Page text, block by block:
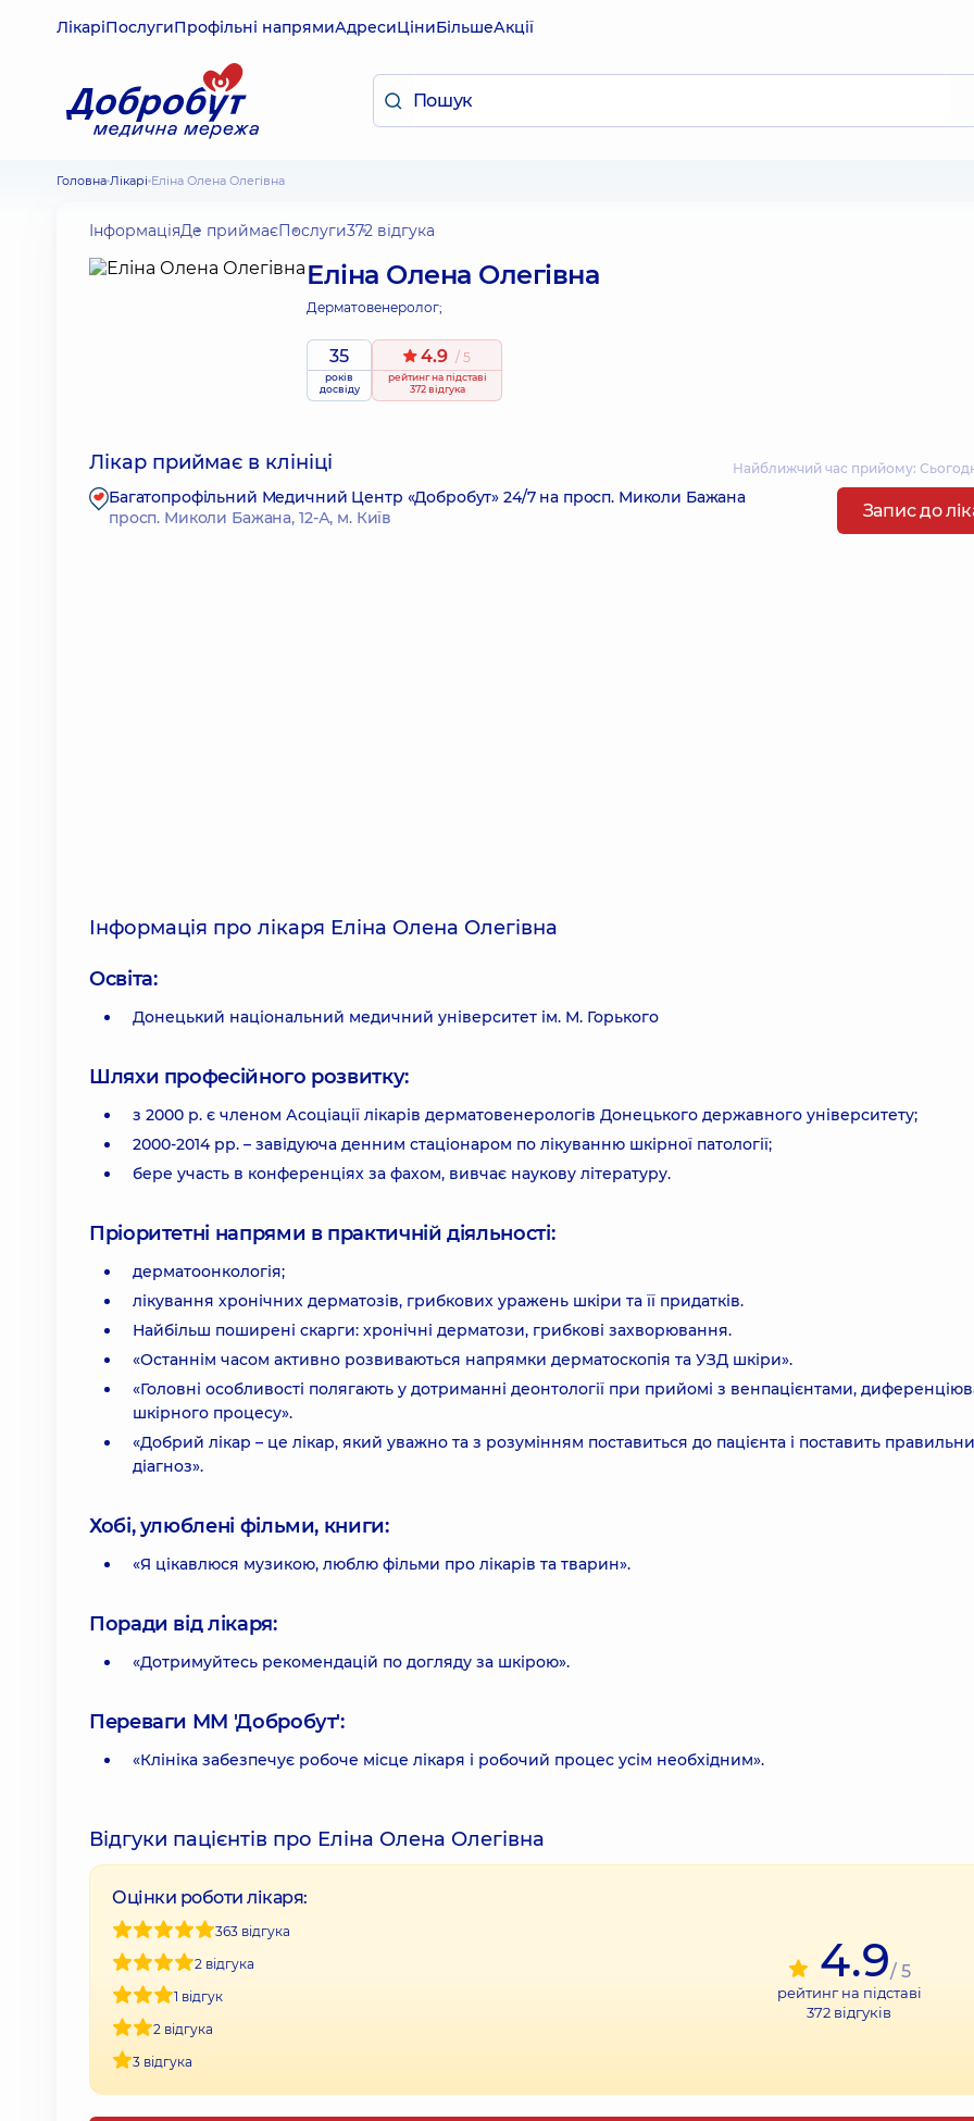
ЛікаріПослугиПрофільні напрямиАдресиЦіниБільшеАкції
Головна Лікарі Еліна Олена Олегівна
ІнформаціяДе приймаєПослуги372 відгука
Еліна Олена Олегівна
Дерматовенеролог;
35
років
досвіду
4.9 / 5
рейтингна підставі
372 відгука
Лікар приймає в клініці Найближчий час прийому:
Багатопрофільний Медичний Центр «Добробут» 24/7 на просп. Миколи Бажана
просп. Миколи Бажана, 12-А, м. Київ
Запис до
Інформація про лікаря Еліна Олена Олегівна
Освіта:
Донецький національний медичний університет ім. М. Горького
Шляхи професійного розвитку:
з 2000 р. є членом Асоціації лікарів дерматовенерологів Донецького державного університету;
2000-2014 рр. – завідуюча денним стаціонаром по лікуванню шкірної патології;
бере участь в конференціях за фахом, вивчає наукову літературу.
Пріоритетні напрями в практичній діяльності:
дерматоонкологія;
лікування хронічних дерматозів, грибкових уражень шкіри та її придатків.
Найбільш поширені скарги: хронічні дерматози, грибкові захворювання.
«Останнім часом активно розвиваються напрямки дерматоскопія та УЗД шкіри».
«Головні особливості полягають у дотриманні деонтології при прийомі з венпацієнтами,
шкірного процесу».
«Добрий лікар – це лікар, який уважно та з розумінням поставиться до пацієнта і поставить
діагноз».
Хобі, улюблені фільми, книги:
«Я цікавлюся музикою, люблю фільми про лікарів та тварин».
Поради від лікаря:
«Дотримуйтесь рекомендацій по догляду за шкірою».
Переваги ММ 'Добробут':
«Клініка забезпечує робоче місце лікаря і робочий процес усім необхідним».
Відгуки пацієнтів про Еліна Олена Олегівна
Оцінки роботи лікаря:
363 відгука
2 відгука
1 відгук
2 відгука
3 відгука
4.9/ 5
рейтинг на підставі
372 відгуків